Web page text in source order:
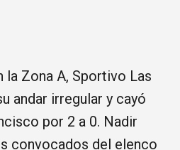
la Zona A, Sportivo Las
andar irregular y cayó
por 2 a 0. Nadir
convocados del elenco